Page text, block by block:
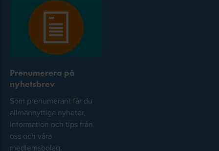
Prenumerera på
nyhetsbrev
Som prenumerant får du
allmännyttiga nyheter,
information och tips från
oss och våra
medlemsbolag.